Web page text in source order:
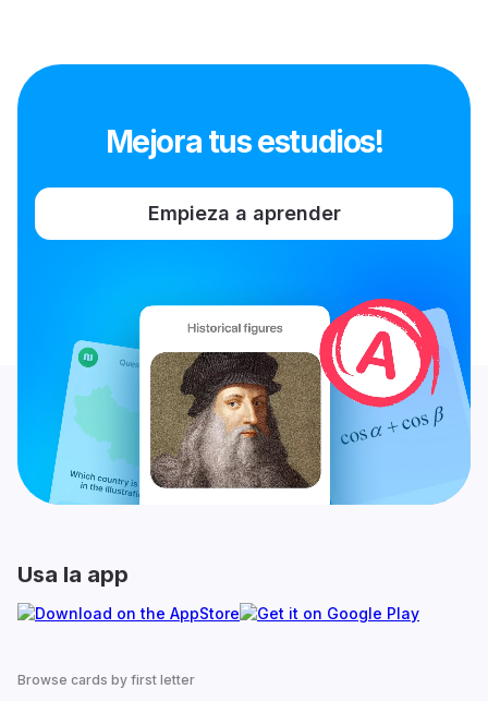
Mejora tus estudios!
Empieza a aprender
Usa la app
Browse cards by first letter